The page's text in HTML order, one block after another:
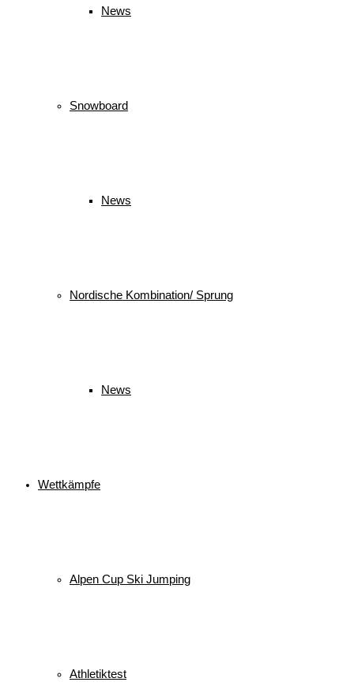
News
Snowboard
News
Nordische Kombination/ Sprung
News
Wettkämpfe
Alpen Cup Ski Jumping
Athletiktest